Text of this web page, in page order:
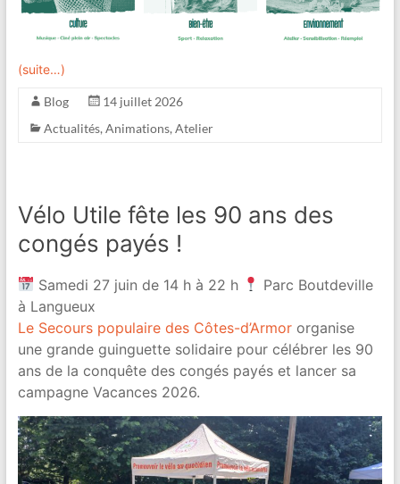
(suite…)
Blog
14 juillet 2026
Actualités, Animations, Atelier
Vélo Utile fête les 90 ans des
congés payés !
Samedi 27 juin de 14 h à 22 h
Parc Boutdeville
à Langueux
Le Secours populaire des Côtes-d’Armororganise
une grande guinguette solidaire pour célébrer les 90
ans de la conquête des congés payés et lancer sa
campagne Vacances 2026.